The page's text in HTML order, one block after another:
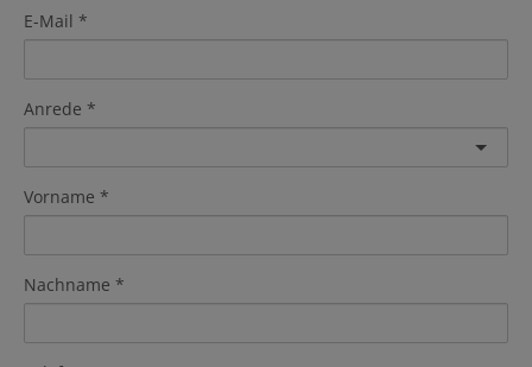
E-Mail
Anrede
Vorname
Nachname